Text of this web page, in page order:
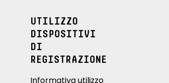
UTILIZZO
DISPOSITIVI
DI
REGISTRAZIONE
Informativa utilizzo